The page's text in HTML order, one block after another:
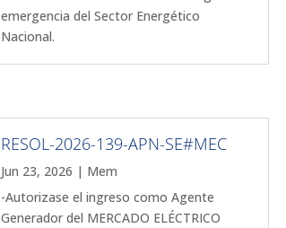
emergencia del Sector Energético
Nacional.
RESOL-2026-139-APN-SE#MEC
Jun 23, 2026 | Mem
-Autorizase el ingreso como Agente
Generador del MERCADO ELÉCTRICO